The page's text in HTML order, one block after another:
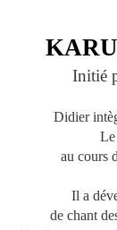
Initié
Didier
au cours
Il a
de chant